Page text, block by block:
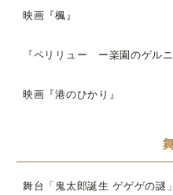
映画『楓』
『ペリリュー ー楽園のゲルニ
映画『港のひかり』
舞台「鬼太郎誕生 ゲゲゲの謎」